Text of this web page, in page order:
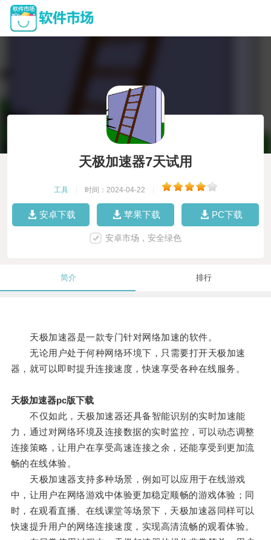
天极加速器7天试用
工具 时间：2024-04-22
安卓下载 苹果下载 PC下载
安卓市场，安全绿色
简介 排行
天极加速器是一款专门针对网络加速的软件。
无论用户处于何种网络环境下，只需要打开天极加速
器，就可以即时提升连接速度，快速享受各种在线服务。
天极加速器pc版下载
不仅如此，天极加速器还具备智能识别的实时加速能
力，通过对网络环境及连接数据的实时监控，可以动态调整
连接策略，让用户在享受高速连接之余，还能享受到更加流
畅的在线体验。
天极加速器支持多种场景，例如可以应用于在线游戏
中，让用户在网络游戏中体验更加稳定顺畅的游戏体验；同
时，在观看直播、在线课堂等场景下，天极加速器同样可以
快速提升用户的网络连接速度，实现高清流畅的观看体验。